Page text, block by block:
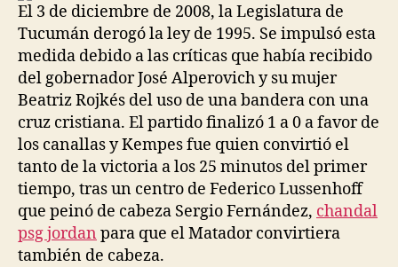
El 3 de diciembre de 2008, la Legislatura de
Tucumán derogó la ley de 1995. Se impulsó esta
medida debido a las críticas que había recibido
del gobernador José Alperovich y su mujer
Beatriz Rojkés del uso de una bandera con una
cruz cristiana. El partido finalizó 1 a 0 a favor de
los canallas y Kempes fue quien convirtió el
tanto de la victoria a los 25 minutos del primer
tiempo, tras un centro de Federico Lussenhoff
que peinó de cabeza Sergio Fernández, chandal
psg jordan para que el Matador convirtiera
también de cabeza.